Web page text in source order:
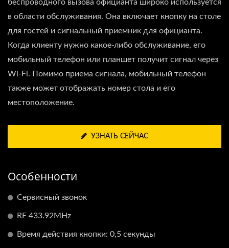
беспроводного вызова официанта широко используется
в области обслуживания. Она включает кнопку на столе
для гостей и сигнальный приемник для официанта.
Когда клиенту нужно какое-либо обслуживание, его
мобильный телефон или планшет получит сигнал через
Wi-Fi. Помимо приема сигнала, мобильный телефон
также может отображать номер стола и его
местоположение.
УЗНАТЬ СЕЙЧАС
Особенности
Сервисный звонок
RF 433.92MHz
Время действия кнопки: 0,5 секунды